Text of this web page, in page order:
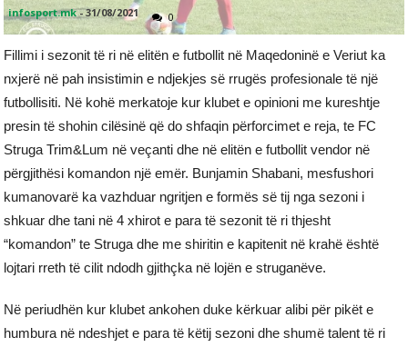
infosport.mk -31/08/2021 0
Fillimi i sezonit të ri në elitën e futbollit në Maqedoninë e Veriut ka
nxjerë në pah insistimin e ndjekjes së rrugës profesionale të një
futbollisiti. Në kohë merkatoje kur klubet e opinioni me kureshtje
presin të shohin cilësinë që do shfaqin përforcimet e reja, te FC
Struga Trim&Lum në veçanti dhe në elitën e futbollit vendor në
përgjithësi komandon një emër. Bunjamin Shabani, mesfushori
kumanovarë ka vazhduar ngritjen e formës së tij nga sezoni i
shkuar dhe tani në 4 xhirot e para të sezonit të ri thjesht
“komandon” te Struga dhe me shiritin e kapitenit në krahë është
lojtari rreth të cilit ndodh gjithçka në lojën e struganëve.
Në periudhën kur klubet ankohen duke kërkuar alibi për pikët e
humbura në ndeshjet e para të këtij sezoni dhe shumë talent të ri